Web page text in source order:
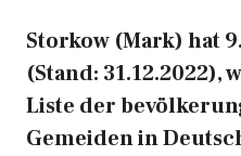
Storkow (Mark) hat
(Stand: 31.12.2022),
Liste der
Gemeiden in